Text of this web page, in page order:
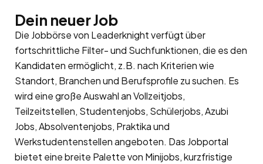
Dein neuer Job
Die Jobbörse von Leaderknight verfügt über
fortschrittliche Filter- und Suchfunktionen, die es den
Kandidaten ermöglicht, z.B. nach Kriterien wie
Standort, Branchen und Berufsprofile zu suchen. Es
wird eine große Auswahl an Vollzeitjobs,
Teilzeitstellen, Studentenjobs, Schülerjobs, Azubi
Jobs, Absolventenjobs, Praktika und
Werkstudentenstellen angeboten. Das Jobportal
bietet eine breite Palette von Minijobs, kurzfristige